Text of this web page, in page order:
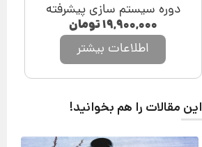
دوره سیستم سازی پیشرفته
۱۹,۹۰۰,۰۰۰تومان
اطلاعات بیشتر
این مقالات را هم بخوانید!